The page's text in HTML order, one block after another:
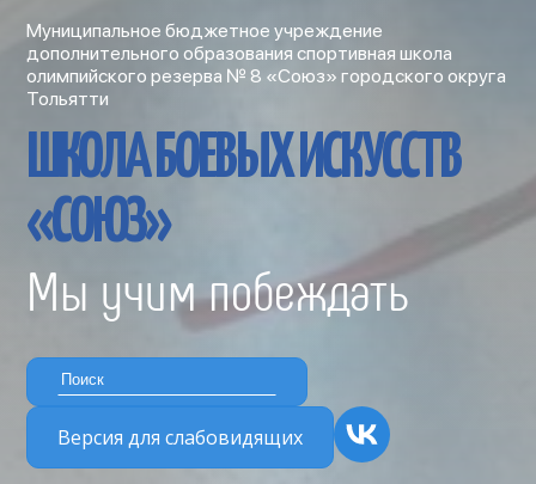
Муниципальное бюджетное учреждение
дополнительного образования спортивная школа
олимпийского резерва № 8 «Союз» городского округа
Тольятти
ШКОЛА БОЕВЫХ ИСКУССТВ
«СОЮЗ»
Мы учим побеждать
Версия для слабовидящих